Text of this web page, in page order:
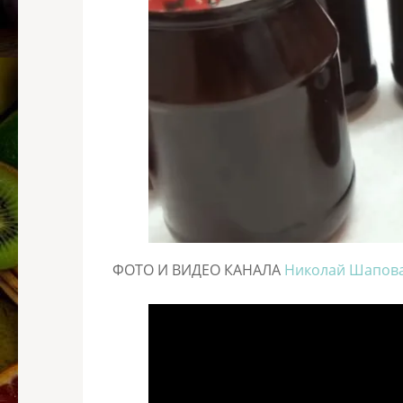
ФОТО И ВИДЕО КАНАЛА Николай